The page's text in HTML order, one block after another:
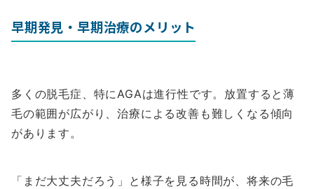
早期発見・早期治療のメリット
多くの脱毛症、特にAGAは進行性です。放置すると薄
毛の範囲が広がり、治療による改善も難しくなる傾向
があります。
「まだ大丈夫だろう」と様子を見る時間が、将来の毛